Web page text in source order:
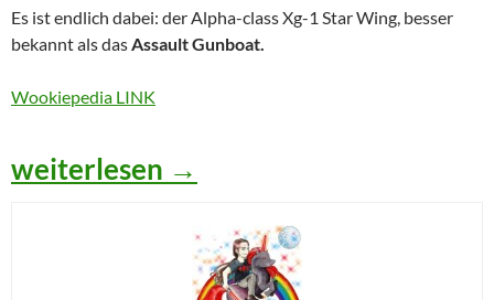
Es ist endlich dabei: der Alpha-class Xg-1 Star Wing, besser
bekannt als dasAssault Gunboat.
Wookiepedia LINK
Die Perfekte Welle
weiterlesen →